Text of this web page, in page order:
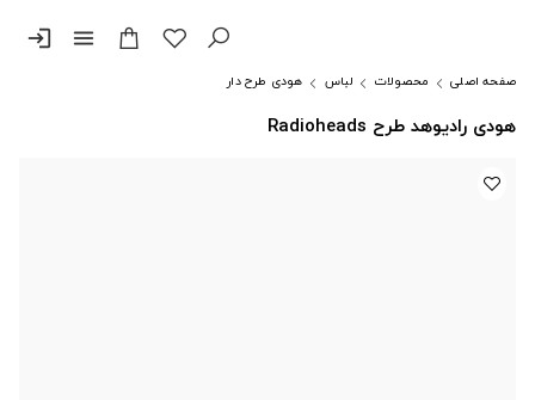
menu
login
صفحه اصلی محصولات لباس هودی طرح دار
هودی رادیوهد طرح Radioheads